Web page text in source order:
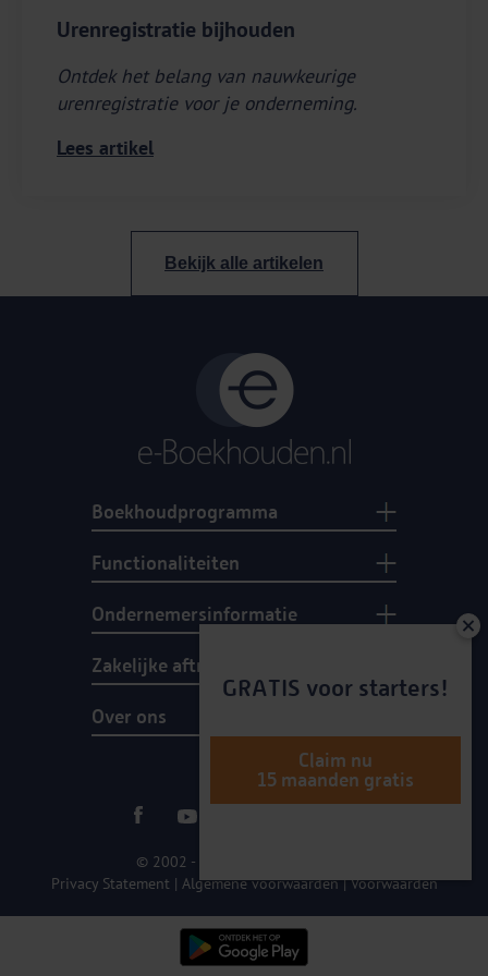
Urenregistratie bijhouden
Ontdek het belang van nauwkeurige
urenregistratie voor je onderneming.
Lees artikel
Bekijk alle artikelen
Boekhoudprogramma
Functionaliteiten
Ondernemersinformatie
Zakelijke aftrekposten
Over ons
© 2002 - 2026 e-Boekhouden.nl
Privacy Statement| Algemene voorwaarden|Voorwaarden
GRATIS voor starters!
Claim nu
15 maanden gratis